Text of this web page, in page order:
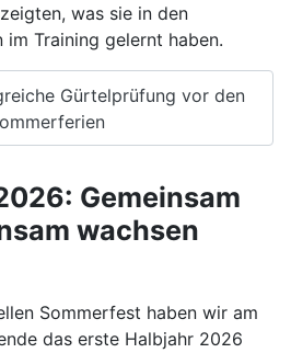
was sie in den
Training gelernt haben.
Gürtelprüfung vor den
Gemeinsam
wachsen
Sommerfest haben wir am
das erste Halbjahr 2026